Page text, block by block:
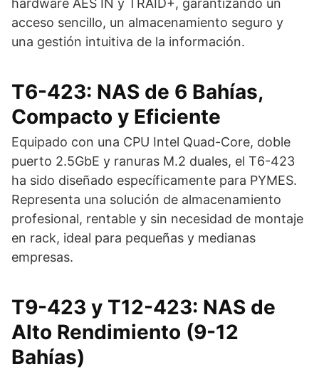
hardware AES IN y TRAID+, garantizando un
acceso sencillo, un almacenamiento seguro y
una gestión intuitiva de la información.
T6-423: NAS de 6 Bahías,
Compacto y Eficiente
Equipado con una CPU Intel Quad-Core, doble
puerto 2.5GbE y ranuras M.2 duales, el T6-423
ha sido diseñado específicamente para PYMES.
Representa una solución de almacenamiento
profesional, rentable y sin necesidad de montaje
en rack, ideal para pequeñas y medianas
empresas.
T9-423 y T12-423: NAS de
Alto Rendimiento (9-12
Bahías)